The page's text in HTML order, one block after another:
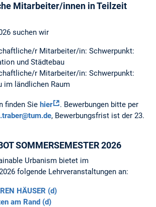
Mitarbeiter/innen in Teilzeit
suchen wir
r Mitarbeiter/in: Schwerpunkt:
und Städtebau
r Mitarbeiter/in: Schwerpunkt:
im ländlichen Raum
finden Sie hier
. Bewerbungen bitte per
, Bewerbungsfrist ist der 23.
SOMMERSEMESTER 2026
Urbanism bietet im
folgende Lehrveranstaltungen an:
HÄUSER (d)
am Rand (d)